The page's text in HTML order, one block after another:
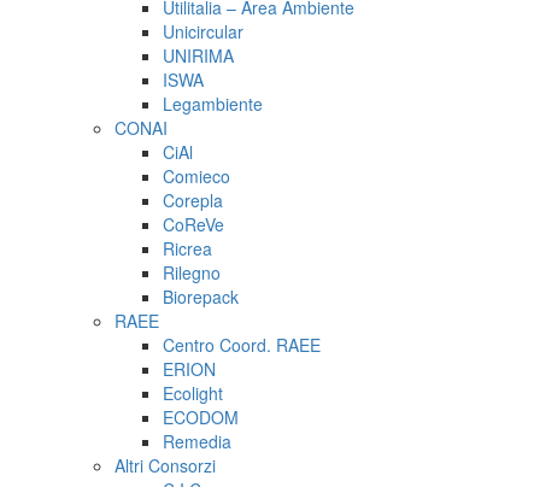
Utilitalia – Area Ambiente
Unicircular
UNIRIMA
ISWA
Legambiente
CONAI
CiAl
Comieco
Corepla
CoReVe
Ricrea
Rilegno
Biorepack
RAEE
Centro Coord. RAEE
ERION
Ecolight
ECODOM
Remedia
Altri Consorzi